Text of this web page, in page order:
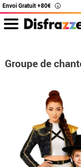
Envoi Gratuit +80€ i
Groupe de